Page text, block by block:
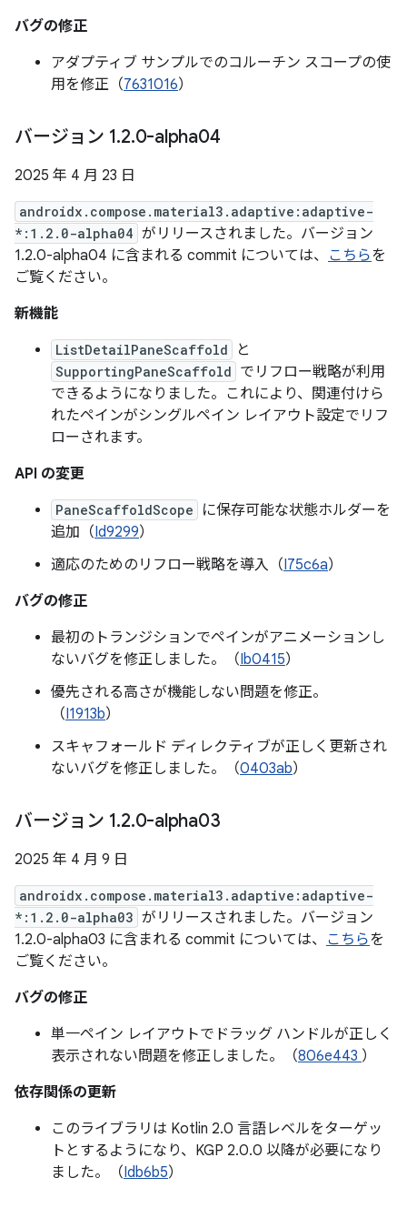
バグの修正
アダプティブ サンプルでのコルーチン スコープの使
用を修正（7631016）
バージョン 1.2.0-alpha04
2025 年 4 月 23 日
androidx.compose.material3.adaptive:adaptive-
*:1.2.0-alpha04 がリリースされました。バージョン
1.2.0-alpha04 に含まれる commit については、 こちらを
ご覧ください。
新機能
ListDetailPaneScaffold と
SupportingPaneScaffold でリフロー戦略が利用
できるようになりました。これにより、関連付けら
れたペインがシングルペイン レイアウト設定でリフ
ローされます。
API の変更
PaneScaffoldScope
に保存可能な状態ホルダーを
追加（Id9299）
適応のためのリフロー戦略を導入（I75c6a）
バグの修正
最初のトランジションでペインがアニメーションし
ないバグを修正しました。（Ib0415）
優先される高さが機能しない問題を修正。
（I1913b）
スキャフォールド ディレクティブが正しく更新され
ないバグを修正しました。（0403ab）
バージョン 1.2.0-alpha03
2025 年 4 月 9 日
androidx.compose.material3.adaptive:adaptive-
*:1.2.0-alpha03 がリリースされました。バージョン
1.2.0-alpha03 に含まれる commit については、 こちらを
ご覧ください。
バグの修正
単一ペイン レイアウトでドラッグ ハンドルが正しく
表示されない問題を修正しました。（806e443 ）
依存関係の更新
このライブラリは Kotlin 2.0 言語レベルをターゲッ
トとするようになり、KGP 2.0.0 以降が必要になり
ました。（Idb6b5）